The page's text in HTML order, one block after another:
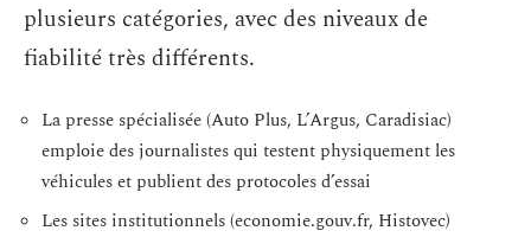
plusieurs catégories, avec des niveaux de
fiabilité très différents.
La presse spécialisée (Auto Plus, L’Argus, Caradisiac)
emploie des journalistes qui testent physiquement les
véhicules et publient des protocoles d’essai
Les sites institutionnels (economie.gouv.fr, Histovec)